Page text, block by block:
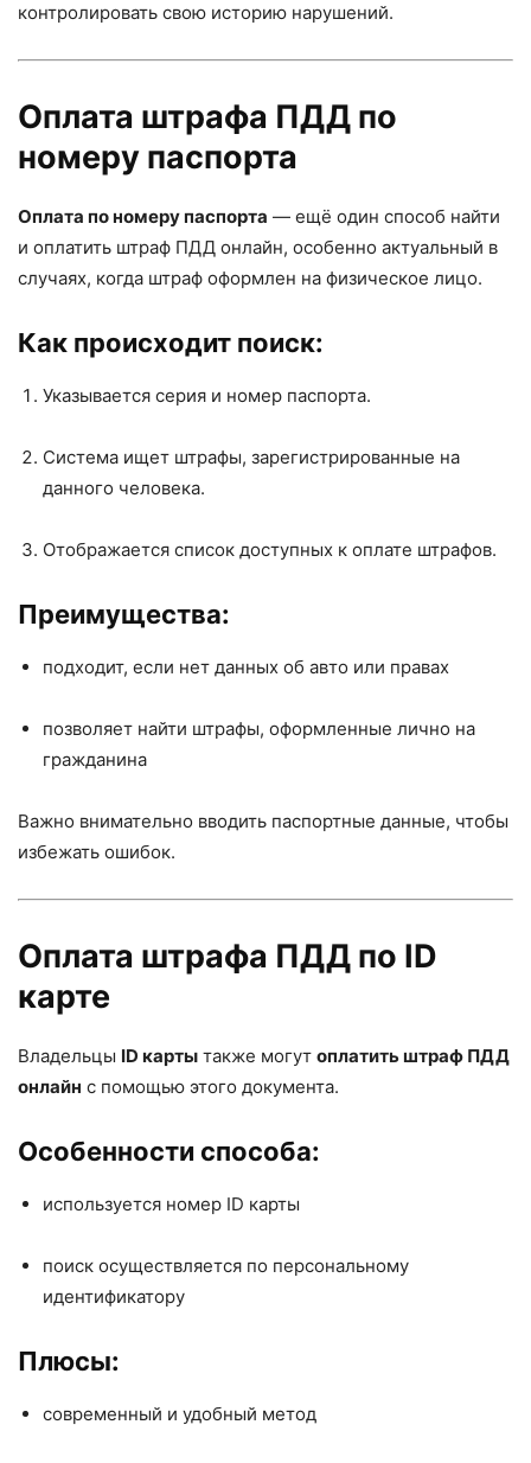
контролировать свою историю нарушений.
Оплата штрафа ПДД по
номеру паспорта
Оплата по номеру паспорта — ещё один способ найти
и оплатить штраф ПДД онлайн, особенно актуальный в
случаях, когда штраф оформлен на физическое лицо.
Как происходит поиск:
Указывается серия и номер паспорта.
Система ищет штрафы, зарегистрированные на
данного человека.
Отображается список доступных к оплате штрафов.
Преимущества:
подходит, если нет данных об авто или правах
позволяет найти штрафы, оформленные лично на
гражданина
Важно внимательно вводить паспортные данные, чтобы
избежать ошибок.
Оплата штрафа ПДД по ID
карте
Владельцы ID карты также могут оплатить штраф ПДД
онлайн с помощью этого документа.
Особенности способа:
используется номер ID карты
поиск осуществляется по персональному
идентификатору
Плюсы:
современный и удобный метод